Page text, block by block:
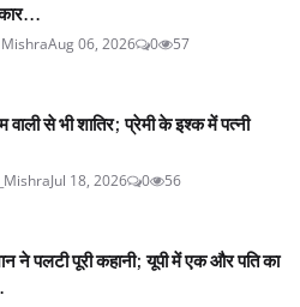
Aug 06, 2026 0 57
वाली से भी शातिर; प्रेमी के इश्‍क में पत्नी
Jul 18, 2026 0 56
ने पलटी पूरी कहानी; यूपी में एक और पति का